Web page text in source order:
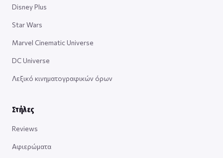
Disney Plus
Star Wars
Marvel Cinematic Universe
DC Universe
Λεξικό κινηματογραφικών όρων
Στήλες
Reviews
Αφιερώματα